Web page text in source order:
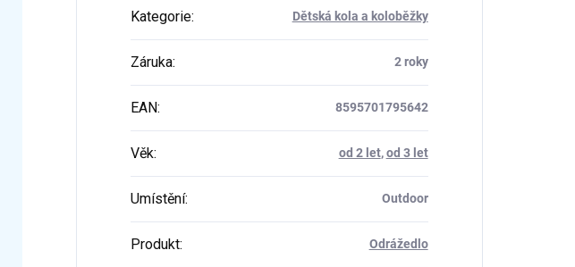
Kategorie: Dětská kola a koloběžky
Záruka: 2 roky
EAN: 8595701795642
Věk: od 2 let,od 3 let
Umístění: Outdoor
Produkt: Odrážedlo